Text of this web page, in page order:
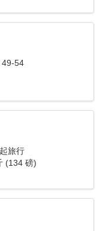
49-54
旅行
(134 磅)